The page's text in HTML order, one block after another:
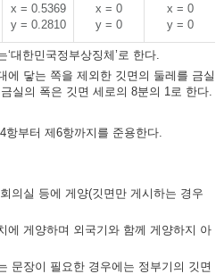
x = 0.5369
y = 0.2810
x = 0
y = 0
x = 0
y = 0
대한민국정부상징체’로 한다.
에 닿는 쪽을 제외한 깃면의 둘레를 금실
실의 폭은 깃면 세로의 8분의 1로 한다.
항부터 제6항까지를 준용한다.
의실 등에 게양(깃면만 게시하는 경우
에 게양하며 외국기와 함께 게양하지 아
문장이 필요한 경우에는 정부기의 깃면